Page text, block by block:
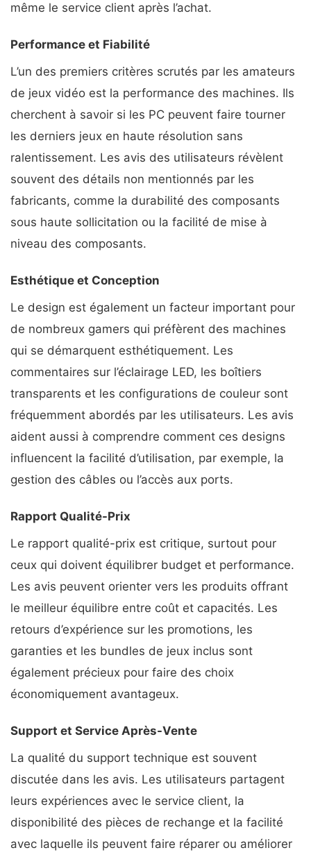
même le service client après l’achat.
Performance et Fiabilité
L’un des premiers critères scrutés par les amateurs
de jeux vidéo est la performance des machines. Ils
cherchent à savoir si les PC peuvent faire tourner
les derniers jeux en haute résolution sans
ralentissement. Les avis des utilisateurs révèlent
souvent des détails non mentionnés par les
fabricants, comme la durabilité des composants
sous haute sollicitation ou la facilité de mise à
niveau des composants.
Esthétique et Conception
Le design est également un facteur important pour
de nombreux gamers qui préfèrent des machines
qui se démarquent esthétiquement. Les
commentaires sur l’éclairage LED, les boîtiers
transparents et les configurations de couleur sont
fréquemment abordés par les utilisateurs. Les avis
aident aussi à comprendre comment ces designs
influencent la facilité d’utilisation, par exemple, la
gestion des câbles ou l’accès aux ports.
Rapport Qualité-Prix
Le rapport qualité-prix est critique, surtout pour
ceux qui doivent équilibrer budget et performance.
Les avis peuvent orienter vers les produits offrant
le meilleur équilibre entre coût et capacités. Les
retours d’expérience sur les promotions, les
garanties et les bundles de jeux inclus sont
également précieux pour faire des choix
économiquement avantageux.
Support et Service Après-Vente
La qualité du support technique est souvent
discutée dans les avis. Les utilisateurs partagent
leurs expériences avec le service client, la
disponibilité des pièces de rechange et la facilité
avec laquelle ils peuvent faire réparer ou améliorer